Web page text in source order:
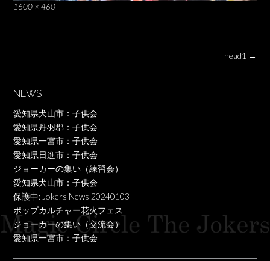
Full
1600 × 460
head1 →
NEWS
愛知県犬山市：子供会
愛知県丹羽郡：子供会
愛知県一宮市：子供会
愛知県日進市：子供会
ジョーカーの集い（練習会）
愛知県犬山市：子供会
保護中: Jokers News 20240103
ポップカルチャー花火フェス
ジョーカーの集い（交流会）
愛知県一宮市：子供会